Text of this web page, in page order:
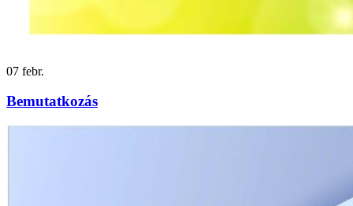
07 febr.
Bemutatkozás